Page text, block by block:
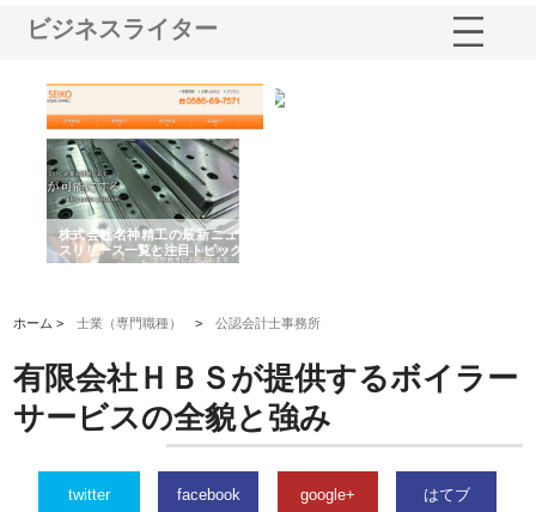
ビジネスライター
株式会社名神精工の最新ニュー
スリリース一覧と注目トピック
ホーム >士業（専門職種） >公認会計士事務所
有限会社ＨＢＳが提供するボイラー
サービスの全貌と強み
twitter facebook google+ はてブ